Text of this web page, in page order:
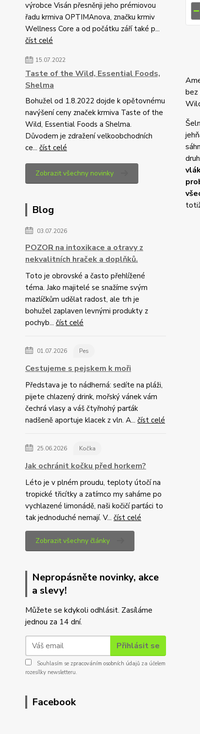
výrobce Visán přesněnji jeho prémiovou
řadu krmiva OPTIMAnova, značku krmiv
Wellness Core a od počátku září také p...
číst celé
15.07.2022
Taste of the Wild, Essential Foods,
Shelma
Bohužel od 1.8.2022 dojde k opětovnému
navýšení ceny značek krmiva Taste of the
Wild, Essential Foods a Shelma.
Důvodem je zdražení velkoobchodních
ce... číst celé
Zobrazit všechny novinky
Blog
03.07.2026
POZOR na intoxikace a otravy z
nekvalitních hraček a doplňků.
Toto je obrovské a často přehlížené
téma. Jako majitelé se snažíme svým
mazlíčkům udělat radost, ale trh je
bohužel zaplaven levnými produkty z
pochyb... číst celé
01.07.2026 Pes
Cestujeme s pejskem k moři
Představa je to nádherná: sedíte na pláži,
pijete chlazený drink, mořský vánek vám
čechrá vlasy a váš čtyřnohý parťák
nadšeně aportuje klacek z vln. A... číst celé
25.06.2026 Kočka
Jak ochránit kočku před horkem?
Léto je v plném proudu, teploty útočí na
tropické třicítky a zatímco my saháme po
vychlazené limonádě, naši kočičí parťáci to
tak jednoduché nemají. V... číst celé
Zobrazit všechny články
Nepropásněte novinky, akce
a slevy!
Můžete se kdykoli odhlásit. Zasíláme
jednou za 14 dní.
Přihlásit se
Souhlasím se zpracováním osobních údajů za účelem
rozesílky newsletteru.
Facebook
bez